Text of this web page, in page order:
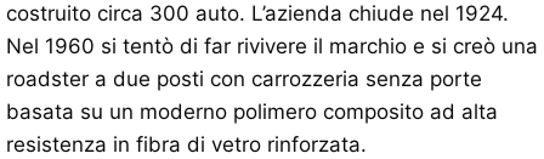
costruito circa 300 auto. L’azienda chiude nel 1924.
Nel 1960 si tentò di far rivivere il marchio e si creò una
roadster a due posti con carrozzeria senza porte
basata su un moderno polimero composito ad alta
resistenza in fibra di vetro rinforzata.